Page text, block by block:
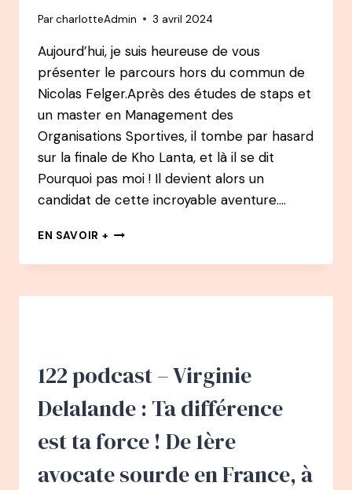
ParcharlotteAdmin 3 avril 2024
Aujourd’hui, je suis heureuse de vous
présenter le parcours hors du commun de
Nicolas Felger.Après des études de staps et
un master en Management des
Organisations Sportives, il tombe par hasard
sur la finale de Kho Lanta, et là il se dit
Pourquoi pas moi ! Il devient alors un
candidat de cette incroyable aventure….
EN SAVOIR + 123
–
FELGER
DIRECTEUR
AVENTURIER
CONFÉRENCIER
122 podcast – Virginie
Delalande : Ta différence
est ta force ! De 1ère
avocate sourde en France, à